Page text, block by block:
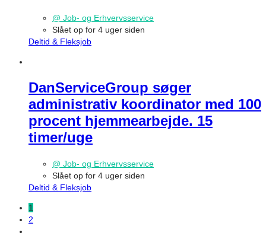
@ Job- og Erhvervsservice
Slået op for 4 uger siden
Deltid & Fleksjob
DanServiceGroup søger
administrativ koordinator med 100
procent hjemmearbejde. 15
timer/uge
@ Job- og Erhvervsservice
Slået op for 4 uger siden
Deltid & Fleksjob
1
2